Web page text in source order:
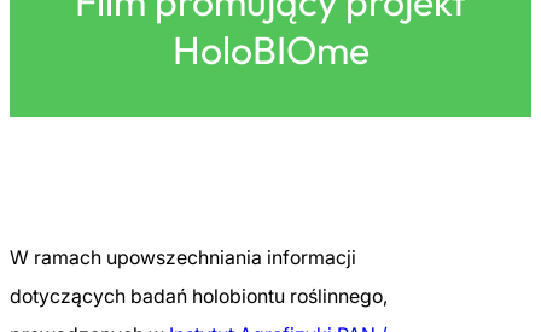
HoloBIOme
W ramach upowszechniania informacji
dotyczących badań holobiontu roślinnego,